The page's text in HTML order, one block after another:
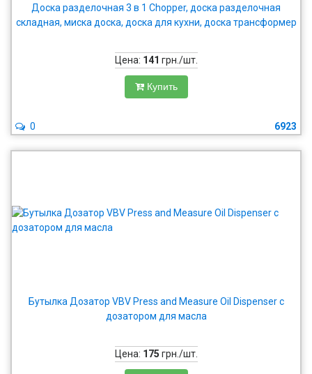
Доска разделочная 3 в 1 Chopper, доска разделочная
складная, миска доска, доска для кухни, доска трансформер
Цена: 141 грн./шт.
Купить
6923
0
Бутылка Дозатор VBV Press and Measure Oil Dispenser с
дозатором для масла
Цена: 175 грн./шт.